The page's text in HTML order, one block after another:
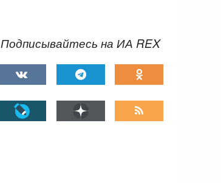
Подписывайтесь на ИА REX